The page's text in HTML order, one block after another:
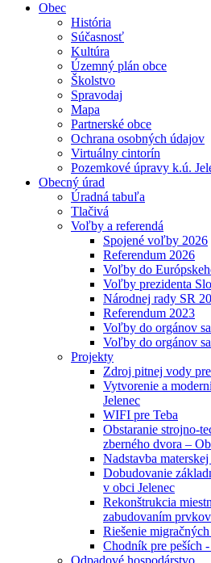
Obec
História
Súčasnosť
Kultúra
Územný plán obce
Školstvo
Spravodaj
Mapa
Partnerské obce
Ochrana osobných údajov
Virtuálny cintorín
Pozemkové úpravy k.ú.
Obecný úrad
Úradná tabuľa
Tlačivá
Voľby a referendá
Spojené voľby 2026
Referendum 2026
Voľby do
Voľby prezidenta
Národnej rady SR
Referendum 2023
Voľby do orgánov
Voľby do orgánov
Projekty
Zdroj pitnej vody
Vytvorenie a
Jelenec
WIFI pre Teba
Obstaranie strojno-
zberného dvora –
Nadstavba
Dobudovanie
v obci Jelenec
Rekonštrukcia
zabudovaním
Riešenie
Chodník pre peších -
Odpadové hospodárstvo